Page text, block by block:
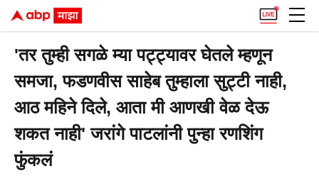
'तर तुम्ही सगळे म्या पट्ट्यावर घेतले म्हणून
समजा, फडणवीस साहेब तुम्हाला सुट्टी नाही,
आठ महिने दिले, आता मी आणखी वेळ देऊ
शकत नाही' जरांगे पाटलांनी पुन्हा रणशिंग
फुंकलं